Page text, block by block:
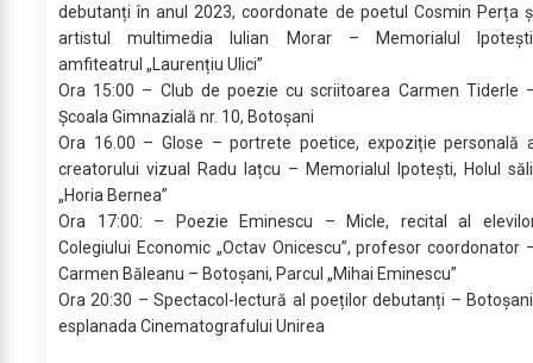
debutanți în anul 2023, coordonate de poetul Cosmin Perța
artistul multimedia Iulian Morar – Memorialul
amfiteatrul „Laurențiu Ulici”
Ora 15:00 – Club de poezie cu scriitoarea Carmen Tiderle
Școala Gimnazială nr. 10, Botoșani
Ora 16.00 – Glose – portrete poetice, expoziție personală
creatorului vizual Radu Iațcu – Memorialul Ipotești, Holul
„Horia Bernea”
Ora 17:00: – Poezie Eminescu – Micle, recital al
Colegiului Economic „Octav Onicescu”, profesor coordonator
Carmen Băleanu – Botoșani, Parcul „Mihai Eminescu”
Ora 20:30 – Spectacol-lectură al poeților debutanți –
esplanada Cinematografului Unirea